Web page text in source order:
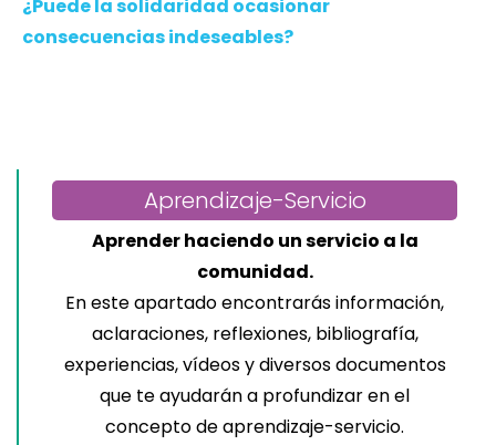
¿Puede la solidaridad ocasionar
consecuencias indeseables?
Aprendizaje-Servicio
Aprender haciendo un servicio a la
comunidad.
En este apartado encontrarás información,
aclaraciones, reflexiones, bibliografía,
experiencias, vídeos y diversos documentos
que te ayudarán a profundizar en el
concepto de aprendizaje-servicio.